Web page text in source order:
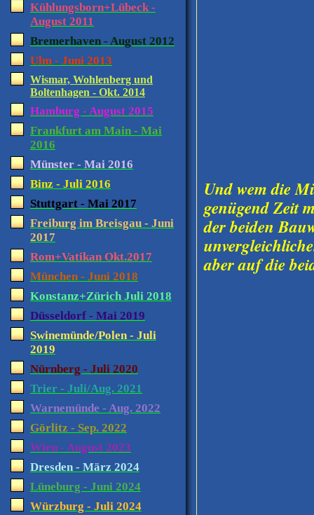
Kühlungsborn+Lübeck -
August 2011
Bremerhaven - August 2012
Ulm - Juni 2013
Wismar, Wohlenberg und
Boltenhagen - Okt. 2014
Hamburg - August 2015
Frankfurt am Main - Mai
2016
Münster - Mai 2016
Binz - Juli 2016
Stuttgart - Mai 2017
Freiburg im Breisgau - Juni
2017
Rom+Vatikan Okt.2017
München - Juni 2018
Konstanz+Zürich Juli 2018
Düsseldorf - Mai 2019
Swinemünde/Polen - Juli
2019
Nürnberg - Juli 2020
Trier - Juli/Aug. 2021
Warnemünde - Aug. 2022
Görlitz - Sep. 2022
Wien - August 2023
Dresden - März 2024
Lüneburg - Juni 2024
Würzburg - Juli 2024
Und wem die
genügend Zeit
der beiden
aber auf die